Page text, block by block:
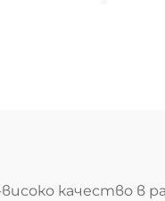
високо качество